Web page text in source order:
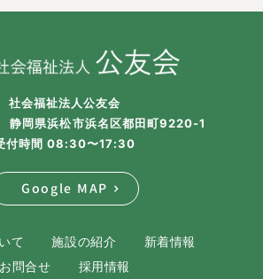
社会福祉法人公友会
岡県浜松市浜名区都田町9220-1
付時間 08:30〜17:30
Google MAP
て 施設の紹介
新着情報
お問合せ
採用情報